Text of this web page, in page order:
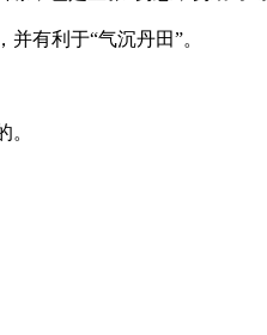
有利于“气沉丹田”。